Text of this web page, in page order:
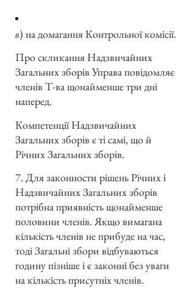
в) на домагання Контрольної комісії.
Про скликання Надзвичайних
Загальних зборів Управа повідомляє
членів Т-ва щонайменше три дні
наперед.
Компетенції Надзвичайних
Загальних зборів є ті самі, що й
Річних Загальних зборів.
7. Для законности рішень Річних і
Надзвичайних Загальних зборів
потрібна приявність щонайменше
половини членів. Якщо вимагана
кількість членів не прибуде на час,
тоді Загальні збори відбуваються
годину пізніше і є законні без уваги
на кількість присутніх членів.